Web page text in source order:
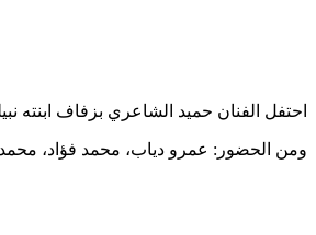
احتفل الفنان حميد الشاعري بزفاف
ومن الحضور: عمرو دياب، محمد فؤاد، محمد